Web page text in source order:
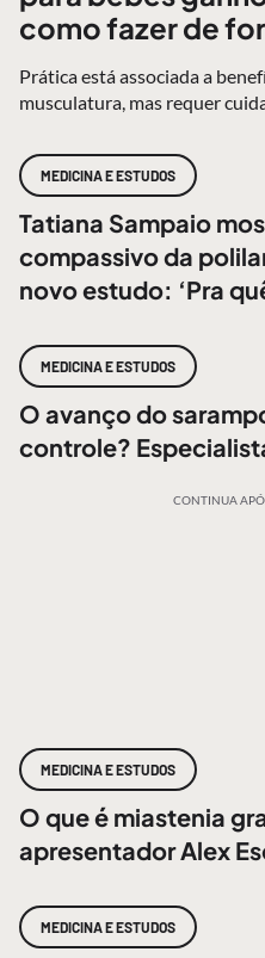
como fazer de
Prática está associada a
musculatura, mas requer
MEDICINA E ESTUDOS
Tatiana Sampaio
compassivo da
novo estudo: ‘Pra
MEDICINA E ESTUDOS
O avanço do
controle?
CONTINUA
MEDICINA E ESTUDOS
O que é miastenia
apresentador Alex
MEDICINA E ESTUDOS